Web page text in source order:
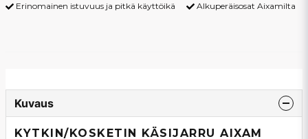
Erinomainen istuvuus ja pitkä käyttöikä Alkuperäisosat Aixamilta
Kuvaus
KYTKIN/KOSKETIN KÄSIJARRU AIXAM